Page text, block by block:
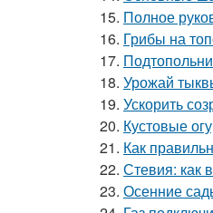
15. Полное
16. Грибы на
17.
18. Урожай
19. Ускорить
20. Кустовые
21. Как
22. Стевия: как
23. Осенние